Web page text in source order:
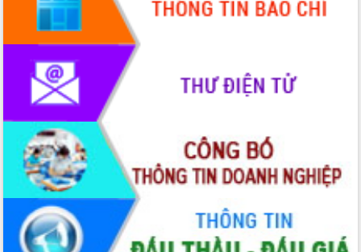
đến năm 2050
Phát động chiến dịch 30 ngày đêm
giải phóng mặt bằng Tuyến đường bộ
ven biển
Đắk Lắk nỗ lực thúc đẩy tăng trưởng
kinh tế từ 10% trở lên trong Quý
II/2026
Đắk Lắk ký kết thỏa thuận hợp tác về
chuyển đổi số giai đoạn 2026 – 2030
với Tập đoàn Bưu chính Viễn thông
Việt Nam
Thứ trưởng Bộ Y tế làm việc với tỉnh
Đắk Lắk về phát triển nhân lực y tế
cho trạm y tế cấp xã